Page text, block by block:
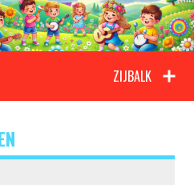
Kinderliedjes
ZIJBALK